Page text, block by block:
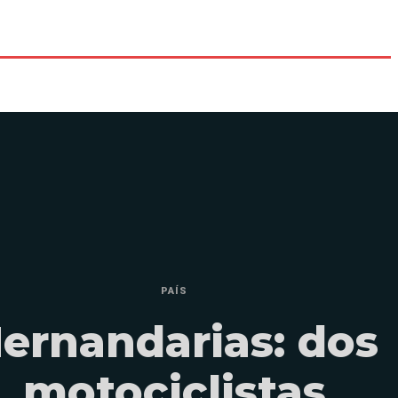
PAÍS
dos